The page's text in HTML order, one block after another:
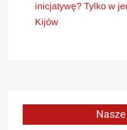
inicjatywę? Tylko w
Kijów